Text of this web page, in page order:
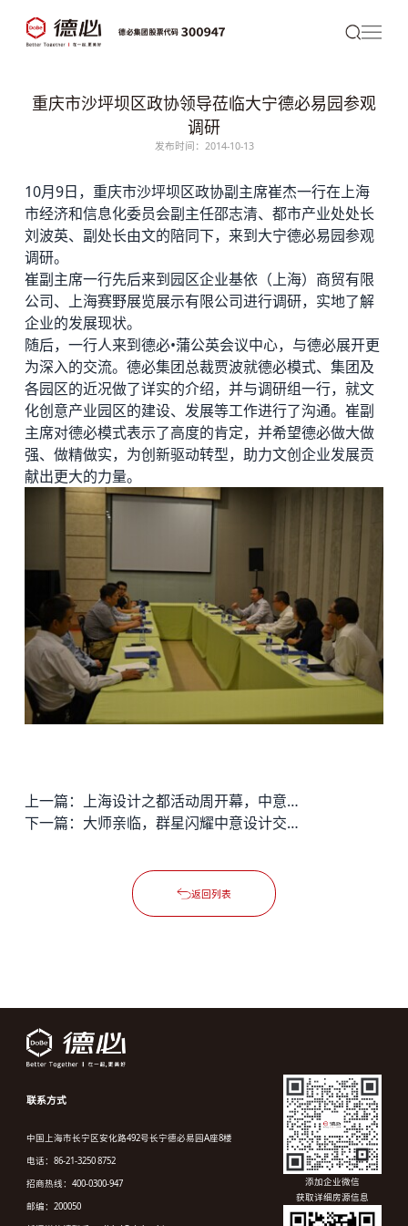
重庆市沙坪坝区政协领导莅临大宁德必易园参观
调研
发布时间：2014-10-13
10月9日，重庆市沙坪坝区政协副主席崔杰一行在上海
市经济和信息化委员会副主任邵志清、都市产业处处长
刘波英、副处长由文的陪同下，来到大宁德必易园参观
调研。
崔副主席一行先后来到园区企业基依（上海）商贸有限
公司、上海赛野展览展示有限公司进行调研，实地了解
企业的发展现状。
随后，一行人来到德必•蒲公英会议中心，与德必展开更
为深入的交流。德必集团总裁贾波就德必模式、集团及
各园区的近况做了详实的介绍，并与调研组一行，就文
化创意产业园区的建设、发展等工作进行了沟通。崔副
主席对德必模式表示了高度的肯定，并希望德必做大做
强、做精做实，为创新驱动转型，助力文创企业发展贡
献出更大的力量。
上一篇：
上海设计之都活动周开幕，中意设计交流中心广受关注
下一篇：
大师亲临，群星闪耀中意设计交流中心
返回列表
联系方式
中国上海市长宁区安化路492号长宁德必易园A座8楼
电话：86-21-3250 8752
招商热线：400-0300-947
邮编：200050
添加企业微信
获取详细房源信息